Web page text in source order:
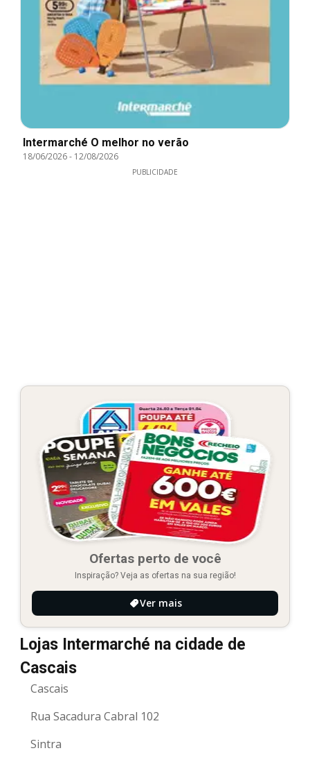
Intermarché O melhor no verão
18/06/2026- 12/08/2026
PUBLICIDADE
Ofertas perto de você
Inspiração? Veja as ofertas na sua região!
Ver mais
Lojas Intermarché na cidade de
Cascais
Cascais
Rua Sacadura Cabral 102
Sintra